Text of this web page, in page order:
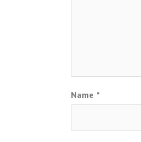
Name *